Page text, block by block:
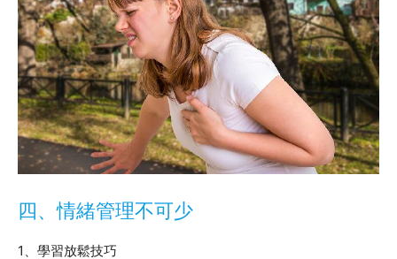
四、情緒管理不可少
1、學習放鬆技巧